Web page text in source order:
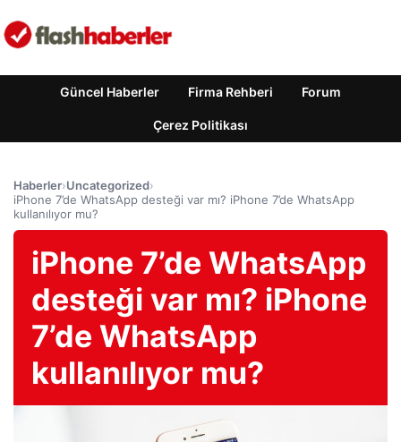
Güncel Haberler Firma Rehberi Forum
Çerez Politikası
Haberler›Uncategorized›
iPhone 7’de WhatsApp desteği var mı? iPhone 7’de WhatsApp
kullanılıyor mu?
iPhone 7’de WhatsApp
desteği var mı? iPhone
7’de WhatsApp
kullanılıyor mu?